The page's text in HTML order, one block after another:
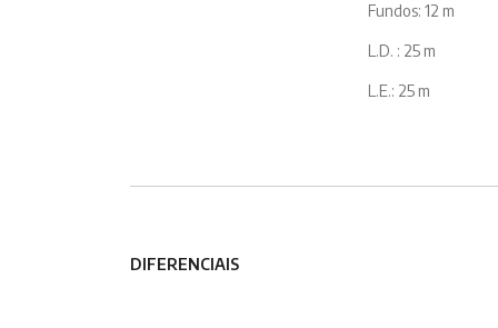
Fundos: 12 m
L.D. : 25 m
L.E.: 25 m
DIFERENCIAIS